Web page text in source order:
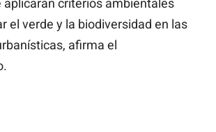
aplicarán criterios ambientales
el verde y la biodiversidad en las
afirma el